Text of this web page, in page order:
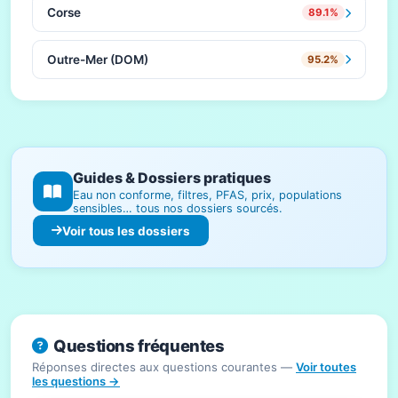
Corse 89.1%
Outre-Mer (DOM) 95.2%
Guides & Dossiers pratiques
Eau non conforme, filtres, PFAS, prix, populations
sensibles… tous nos dossiers sourcés.
Voir tous les dossiers
Questions fréquentes
Réponses directes aux questions courantes — Voir toutes
les questions →